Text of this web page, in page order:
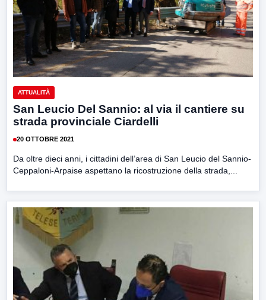
ATTUALITÀ
San Leucio Del Sannio: al via il cantiere su
strada provinciale Ciardelli
20 OTTOBRE 2021
Da oltre dieci anni, i cittadini dell’area di San Leucio del Sannio-
Ceppaloni-Arpaise aspettano la ricostruzione della strada,...